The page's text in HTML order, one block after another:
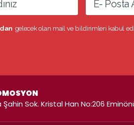
gelecek olan mail ve bildirimleri kabul
Sok. Kristal Han No:206